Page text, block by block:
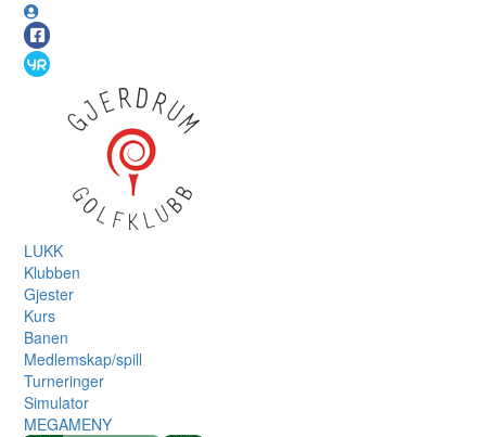
LUKK
Klubben
Gjester
Kurs
Banen
Medlemskap/spill
Turneringer
Simulator
MEGAMENY